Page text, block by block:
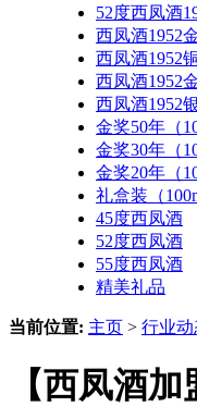
52度西凤酒
西凤酒1952
西凤酒1952
西凤酒1952
西凤酒1952
金奖50年（
金奖30年（
金奖20年（
礼盒装（
45度西凤酒
52度西凤酒
55度西凤酒
精美礼品
当前位置: 主页 > 行业动
【西凤酒